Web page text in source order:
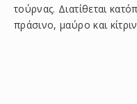
τούρνας. Διατίθεται
πράσινο, μαύρο και